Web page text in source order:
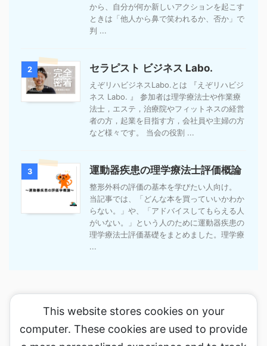
から、自分が何か新しいアクションを起こす
ときは「他人から鼻で笑われるか、否か」で
判 ...
2 セラピスト ビジネス Labo.
えぞリハビジネスLabo.とは 『えぞリハビジ
ネス Labo. 』 参加者は理学療法士や作業療
法士，エステ，治療院やフィットネスの経営
者の方，起業を目指す方，会社員や主婦の方
など様々です。 当会の役割 ...
3 運動器疾患の理学療法士評価概論
整形外科の評価の基本を学びたい人向け。
当記事では、「どんな本を買っていいかわか
らない。」や、「アドバイスしてもらえる人
がいない。」という人のために運動器疾患の
理学療法士評価基礎をまとめました。理学療
...
This website stores cookies on your
computer. These cookies are used to provide